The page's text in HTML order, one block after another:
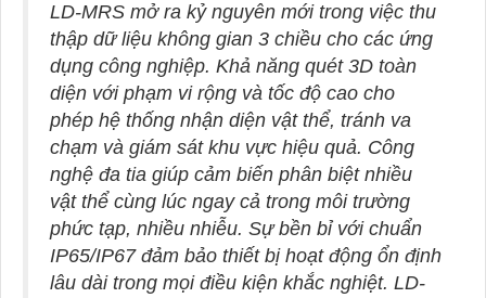
LD-MRS mở ra kỷ nguyên mới trong việc thu
thập dữ liệu không gian 3 chiều cho các ứng
dụng công nghiệp. Khả năng quét 3D toàn
diện với phạm vi rộng và tốc độ cao cho
phép hệ thống nhận diện vật thể, tránh va
chạm và giám sát khu vực hiệu quả. Công
nghệ đa tia giúp cảm biến phân biệt nhiều
vật thể cùng lúc ngay cả trong môi trường
phức tạp, nhiều nhiễu. Sự bền bỉ với chuẩn
IP65/IP67 đảm bảo thiết bị hoạt động ổn định
lâu dài trong mọi điều kiện khắc nghiệt. LD-